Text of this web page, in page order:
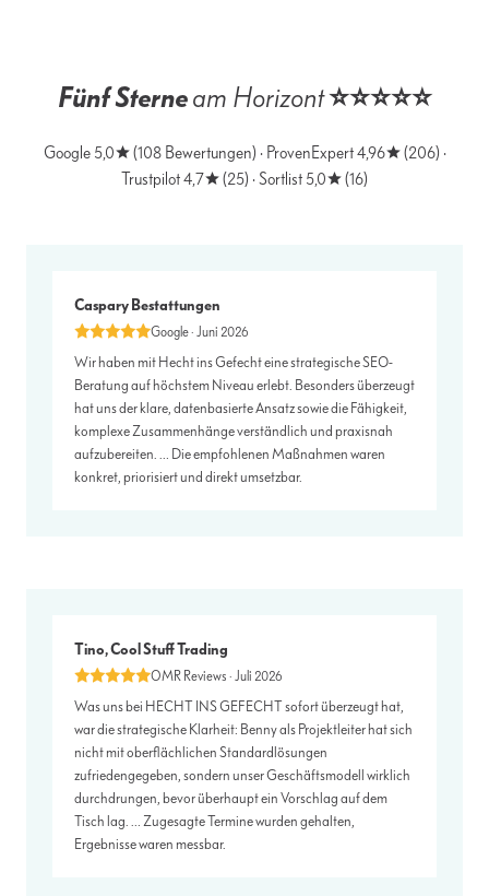
Fünf Sterneam Horizont⭐️⭐️️⭐️⭐⭐
Google5,0 ★ (108 Bewertungen) ·ProvenExpert4,96 ★ (206) ·
Trustpilot4,7 ★ (25) ·Sortlist5,0 ★ (16)
Caspary Bestattungen
Google · Juni 2026
Wir haben mit Hecht ins Gefecht eine strategische SEO-
Beratung auf höchstem Niveau erlebt. Besonders überzeugt
hat uns der klare, datenbasierte Ansatz sowie die Fähigkeit,
komplexe Zusammenhänge verständlich und praxisnah
aufzubereiten. … Die empfohlenen Maßnahmen waren
konkret, priorisiert und direkt umsetzbar.
Tino, Cool Stuff Trading
OMR Reviews · Juli 2026
Was uns bei HECHT INS GEFECHT sofort überzeugt hat,
war die strategische Klarheit: Benny als Projektleiter hat sich
nicht mit oberflächlichen Standardlösungen
zufriedengegeben, sondern unser Geschäftsmodell wirklich
durchdrungen, bevor überhaupt ein Vorschlag auf dem
Tisch lag. … Zugesagte Termine wurden gehalten,
Ergebnisse waren messbar.